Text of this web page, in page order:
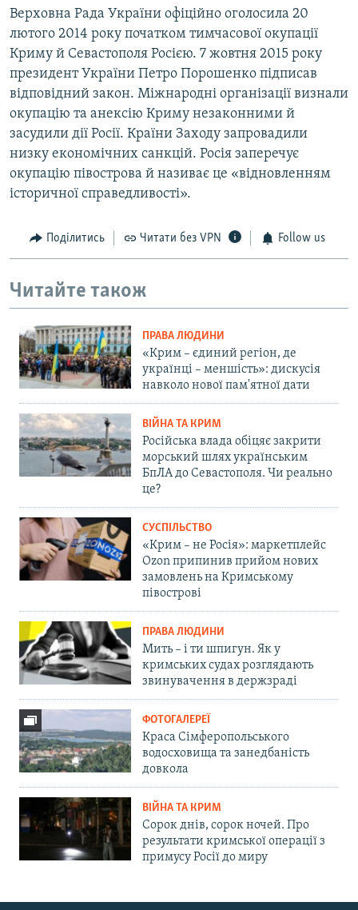
Верховна Рада України офіційно оголосила 20
лютого 2014 року початком тимчасової окупації
Криму й Севастополя Росією. 7 жовтня 2015 року
президент України Петро Порошенко підписав
відповідний закон. Міжнародні організації визнали
окупацію та анексію Криму незаконними й
засудили дії Росії. Країни Заходу запровадили
низку економічних санкцій. Росія заперечує
окупацію півострова й називає це «відновленням
історичної справедливості».
Поділитись Читати без VPN Follow us
Читайте також
ПРАВА ЛЮДИНИ
«Крим – єдиний регіон, де
українці – меншість»: дискусія
навколо нової пам'ятної дати
ВІЙНА ТА КРИМ
Російська влада обіцяє закрити
морський шлях українським
БпЛА до Севастополя. Чи реально
це?
СУСПІЛЬСТВО
«Крим – не Росія»: маркетплейс
Ozon припинив прийом нових
замовлень на Кримському
півострові
ПРАВА ЛЮДИНИ
Мить – і ти шпигун. Як у
кримських судах розглядають
звинувачення в держзраді
ФОТОГАЛЕРЕЇ
Краса Сімферопольського
водосховища та занедбаність
довкола
ВІЙНА ТА КРИМ
Сорок днів, сорок ночей. Про
результати кримської операції з
примусу Росії до миру